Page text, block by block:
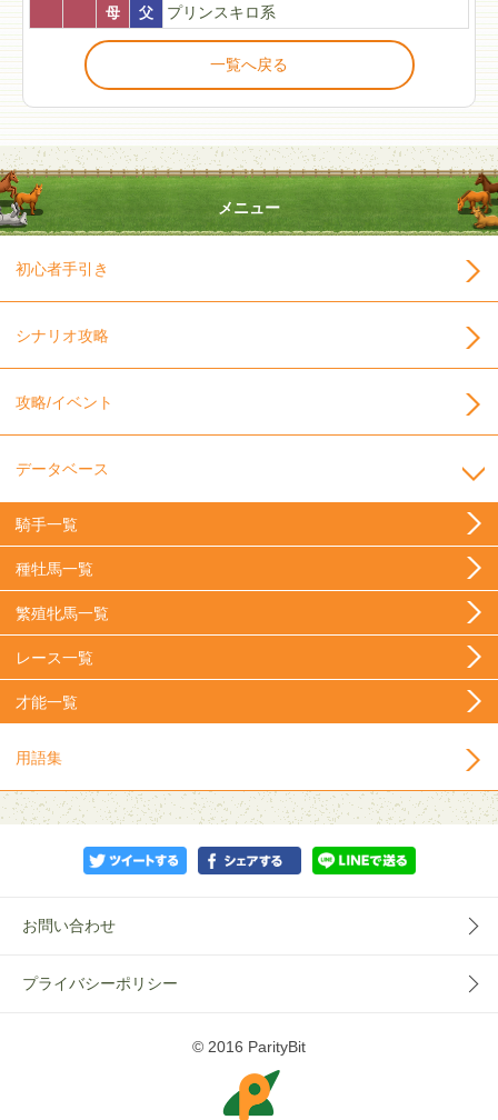
母
父 プリンスキロ系
一覧へ戻る
メニュー
初心者手引き
シナリオ攻略
攻略/イベント
データベース
騎手一覧
種牡馬一覧
繁殖牝馬一覧
レース一覧
才能一覧
用語集
お問い合わせ
プライバシーポリシー
© 2016 ParityBit